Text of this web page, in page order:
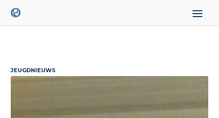
JEUGDNIEUWS